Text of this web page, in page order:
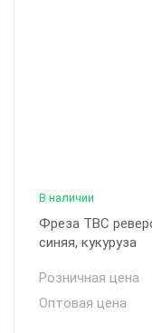
В наличии
Фреза ТВС
синяя, кукуруза
Розничная цена
Оптовая цена